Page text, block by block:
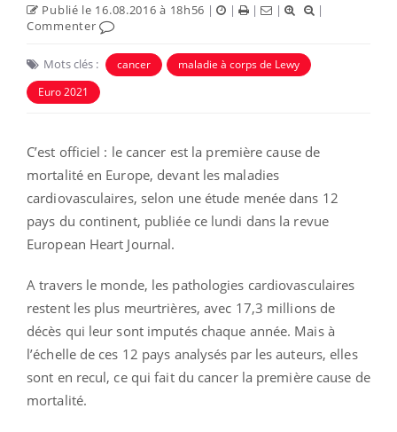
Publié le 16.08.2016 à 18h56 | | | |
|
Commenter
Mots clés : cancer
maladie à corps de Lewy
Euro 2021
C’est officiel : le cancer est la première cause de
mortalité en Europe, devant les maladies
cardiovasculaires, selon une étude menée dans 12
pays du continent, publiée ce lundi dans la revue
European Heart Journal.
A travers le monde, les pathologies cardiovasculaires
restent les plus meurtrières, avec 17,3 millions de
décès qui leur sont imputés chaque année. Mais à
l’échelle de ces 12 pays analysés par les auteurs, elles
sont en recul, ce qui fait du cancer la première cause de
mortalité.